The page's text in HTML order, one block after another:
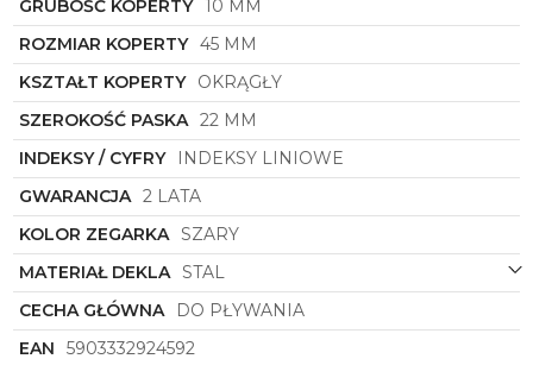
niesie zegarek na swoim nadgarstku.
Wejdź do świata wyrafinowanego designu i
perfekcyjnego wykonania z zegarkiem męskim
Torii Kiri A45AG.BAi zadbaj o każdy detal swojego
codziennego wizerunku. Niech zegarek stanie się
twym niezastąpionym towarzyszem, który dopełni
każdą stylizację i podkreśli Twój osobisty styl.
GRUBOŚĆ KOPERTY 10 MM
ROZMIAR KOPERTY 45 MM
KSZTAŁT KOPERTY OKRĄGŁY
SZEROKOŚĆ PASKA 22 MM
INDEKSY / CYFRY
INDEKSY LINIOWE
GWARANCJA 2 LATA
KOLOR ZEGARKA SZARY
MATERIAŁ DEKLA STAL
CECHA GŁÓWNA
DO PŁYWANIA
EAN
5903332924592